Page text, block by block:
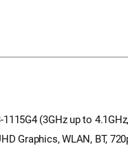
(3GHz up to
Graphics, WLAN, BT,